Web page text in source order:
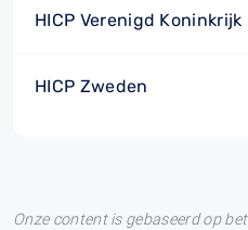
HICP Verenigd Koninkrijk
HICP Zweden
Onze content is gebaseerd op